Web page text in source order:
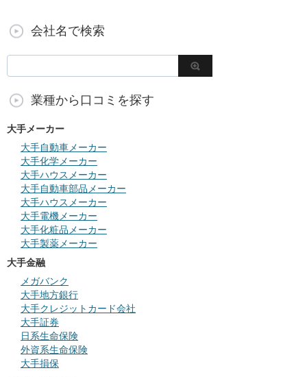
会社名で検索
業種から口コミを探す
大手メーカー
大手自動車メーカー
大手化学メーカー
大手ハウスメーカー
大手自動車部品メーカー
大手ハウスメーカー
大手電機メーカー
大手化粧品メーカー
大手製薬メーカー
大手金融
メガバンク
大手地方銀行
大手クレジットカード会社
大手証券
日系生命保険
外資系生命保険
大手損保